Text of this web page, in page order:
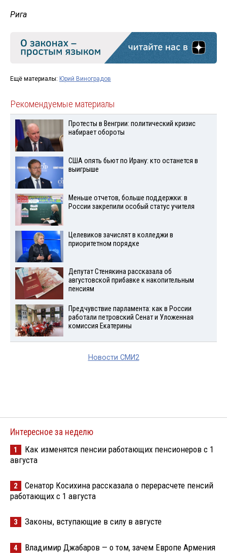
Рига
Ещё материалы: Юрий Виноградов
Рекомендуемые материалы
Протесты в Венгрии: политический кризис
набирает обороты
США опять бьют по Ирану: кто останется в
выигрыше
Меньше отчетов, больше поддержки: в
России закрепили особый статус учителя
Целевиков зачислят в колледжи в
приоритетном порядке
Депутат Стенякина рассказала об
августовской прибавке к накопительным
пенсиям
Предчувствие парламента: как в России
работали петровский Сенат и Уложенная
комиссия Екатерины
Новости СМИ2
Интересное за неделю
1
Как изменятся пенсии работающих пенсионеров с 1
августа
2
Сенатор Косихина рассказала о перерасчете пенсий
работающих с 1 августа
3 Законы, вступающие в силу в августе
4 Владимир Джабаров — о том, зачем Европе Армения